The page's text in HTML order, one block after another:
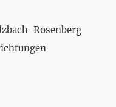
Rosenberg